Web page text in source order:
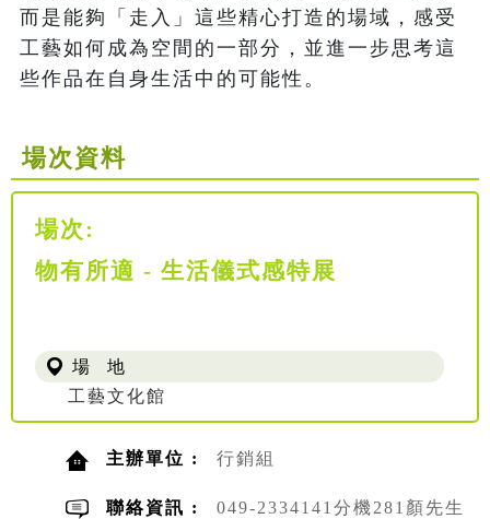
而是能夠「走入」這些精心打造的場域，感受
工藝如何成為空間的一部分，並進一步思考這
些作品在自身生活中的可能性。
場次資料
場次:
物有所適 - 生活儀式感特展
場 地
工藝文化館
主辦單位 : 行銷組
聯絡資訊 : 049-2334141分機281顏先生